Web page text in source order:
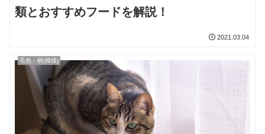
類とおすすめフードを解説！
2021.03.04
毛色・柄(模様)